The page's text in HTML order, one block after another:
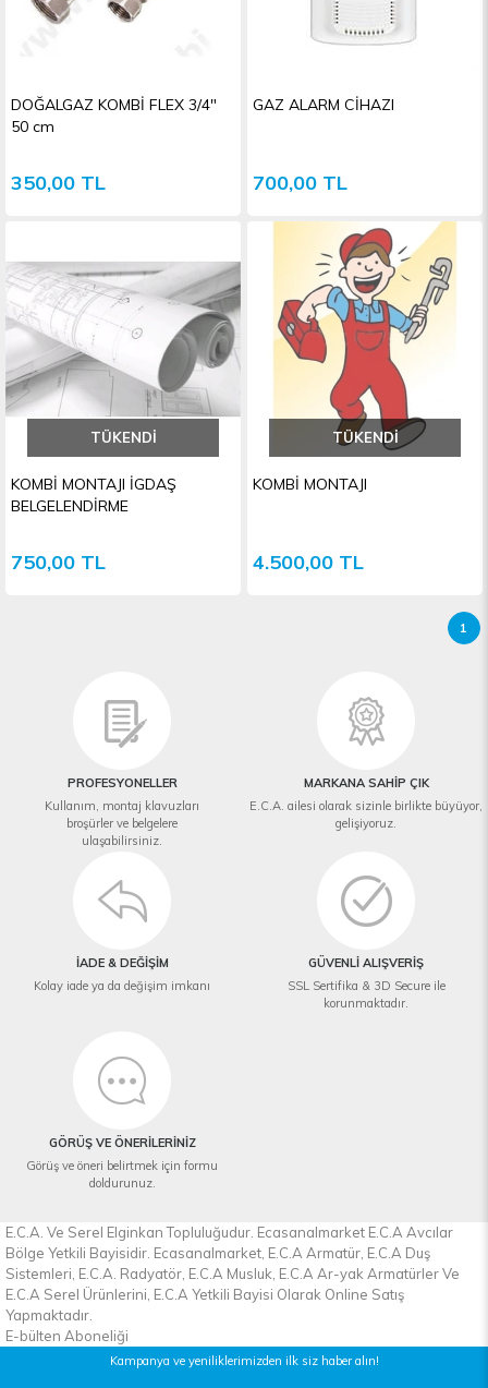
DOĞALGAZ KOMBİ FLEX 3/4"
50 cm
350,00 TL
GAZ ALARM CİHAZI
700,00 TL
TÜKENDI
KOMBİ MONTAJI İGDAŞ
BELGELENDİRME
750,00 TL
TÜKENDI
KOMBİ MONTAJI
4.500,00 TL
1
PROFESYONELLER
Kullanım, montaj klavuzları
broşürler ve belgelere
ulaşabilirsiniz.
MARKANA SAHİP ÇIK
E.C.A. ailesi olarak sizinle birlikte büyüyor,
gelişiyoruz.
İADE & DEĞİŞİM
Kolay iade ya da değişim imkanı
GÜVENLİ ALIŞVERİŞ
SSL Sertifika & 3D Secure ile
korunmaktadır.
GÖRÜŞ VE ÖNERİLERİNİZ
Görüş ve öneri belirtmek için formu
doldurunuz.
E.C.A. Ve Serel Elginkan Topluluğudur. Ecasanalmarket E.C.A Avcılar
Bölge Yetkili Bayisidir. Ecasanalmarket, E.C.A Armatür, E.C.A Duş
Sistemleri, E.C.A. Radyatör, E.C.A Musluk, E.C.A Ar-yak Armatürler Ve
E.C.A Serel Ürünlerini, E.C.A Yetkili Bayisi Olarak Online Satış
Yapmaktadır.
E-bülten Aboneliği
Kampanya ve yeniliklerimizden ilk siz haber alın!